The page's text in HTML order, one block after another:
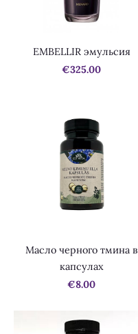
EMBELLIR эмульсия
€325.00
Масло черного тмина в
капсулах
€8.00